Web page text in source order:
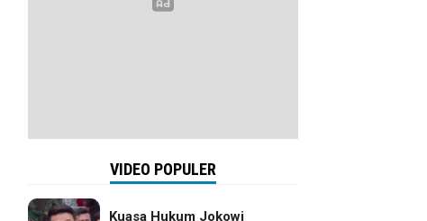
VIDEO POPULER
Kuasa Hukum Jokowi